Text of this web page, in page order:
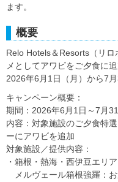
ます。
概要
Relo Hotels＆Resorts（リ
メとしてアワビをご夕食に
2026年6月1日（月）から7
キャンペーン概要：
期間：2026年6月1日～7月
内容：対象施設のご夕食特
ーにアワビを追加
対象施設／提供内容：
・箱根・熱海・西伊豆エリア
メルヴェール箱根強羅：